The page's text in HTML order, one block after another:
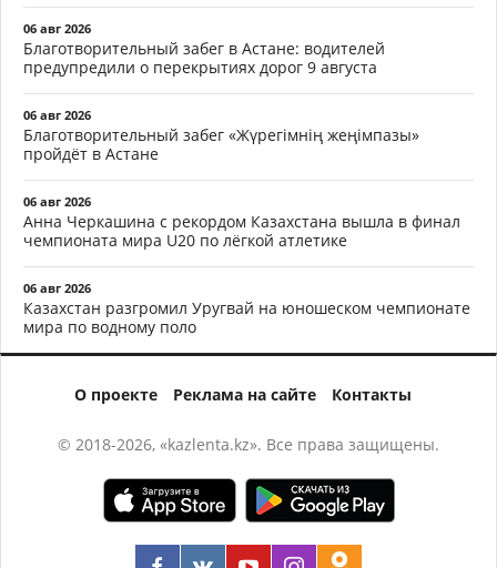
06 авг 2026
Благотворительный забег в Астане: водителей
предупредили о перекрытиях дорог 9 августа
06 авг 2026
Благотворительный забег «Жүрегімнің жеңімпазы»
пройдёт в Астане
06 авг 2026
Анна Черкашина с рекордом Казахстана вышла в финал
чемпионата мира U20 по лёгкой атлетике
06 авг 2026
Казахстан разгромил Уругвай на юношеском чемпионате
мира по водному поло
О проекте Реклама на сайте Контакты
© 2018-2026, «kazlenta.kz». Все права защищены.